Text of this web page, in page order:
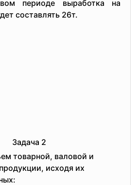
периоде выработка на
составлять 26т.
Задача 2
товарной, валовой и
исходя их